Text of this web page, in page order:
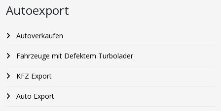
Autoexport
Autoverkaufen
Fahrzeuge mit Defektem Turbolader
KFZ Export
Auto Export